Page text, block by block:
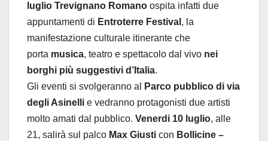
luglio Trevignano Romano ospita infatti due
appuntamenti di Entroterre Festival , la
manifestazione culturale itinerante che
porta musica, teatro e spettacolo dal vivo nei
borghi più suggestivi d’Italia.
Gli eventi si svolgeranno al
Parco pubblico di via
degli Asinelli e vedranno protagonisti due artisti
molto amati dal pubblico. Venerdi 10 luglio, alle
21, salirà sul palco Max Giusti con Bollicine –